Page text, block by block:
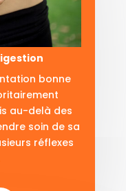
bonne
au-delà des
soin de sa
réflexes